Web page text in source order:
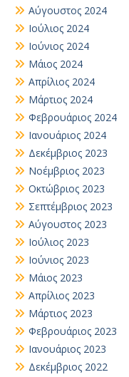
Αύγουστος 2024
Ιούλιος 2024
Ιούνιος 2024
Μάιος 2024
Απρίλιος 2024
Μάρτιος 2024
Φεβρουάριος 2024
Ιανουάριος 2024
Δεκέμβριος 2023
Νοέμβριος 2023
Οκτώβριος 2023
Σεπτέμβριος 2023
Αύγουστος 2023
Ιούλιος 2023
Ιούνιος 2023
Μάιος 2023
Απρίλιος 2023
Μάρτιος 2023
Φεβρουάριος 2023
Ιανουάριος 2023
Δεκέμβριος 2022